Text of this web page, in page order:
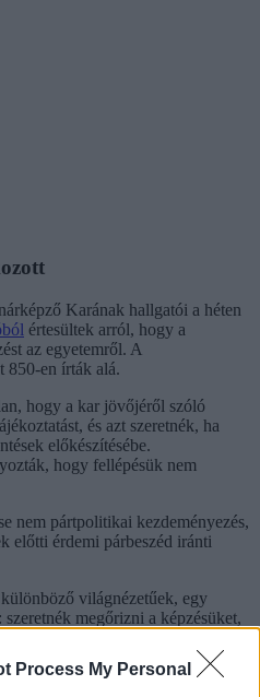
Process My Personal
Karának hallgatói a héten
értesültek arról, hogy a
az egyetemről. A
850-en írták alá.
hogy a kar jövőjéről szóló
és azt szeretnék, ha
előkészítésébe.
hogy fellépésük nem
nem pártpolitikai kezdeményezés,
előtti érdemi párbeszéd iránti
világnézetűek, egy
megőrizni a képzésüket,